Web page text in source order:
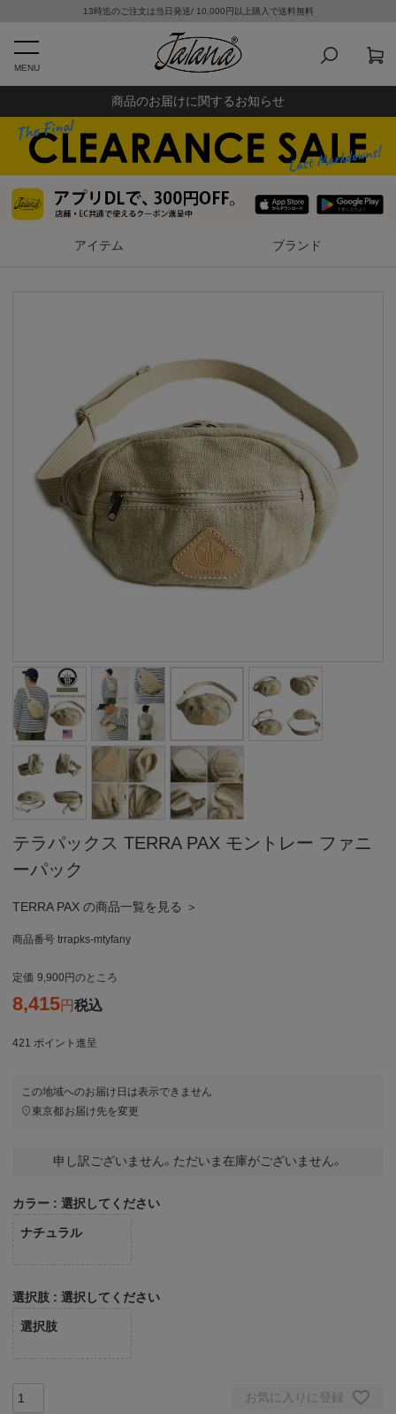
13時迄のご注文は当日発送/ 10,000円以上購入で送料無料
MENU
商品のお届けに関するお知らせ
アイテム ブランド
テラパックス TERRA PAX モントレー ファニ
ーパック
TERRA PAX の商品一覧を見る ＞
商品番号 trrapks-mtyfany
定価 9,900 のところ
8,415 税込
421 ポイント進呈
この地域へのお届け日は表示できません
東京都お届け先を変更
申し訳ございません。ただいま在庫がございません。
カラー 選択してください
ナチュラル
選択肢 選択してください
選択肢
お気に入りに登録